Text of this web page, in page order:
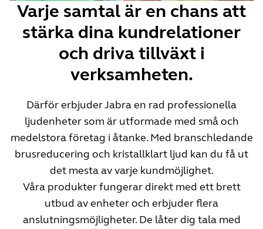
Varje samtal är en chans att
stärka dina kundrelationer
och driva tillväxt i
verksamheten.
Därför erbjuder Jabra en rad professionella
ljudenheter som är utformade med små och
medelstora företag i åtanke. Med branschledande
brusreducering och kristallklart ljud kan du få ut
det mesta av varje kundmöjlighet.
Våra produkter fungerar direkt med ett brett
utbud av enheter och erbjuder flera
anslutningsmöjligheter. De låter dig tala med